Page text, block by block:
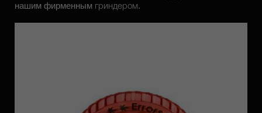
нашим фирменным гриндером.